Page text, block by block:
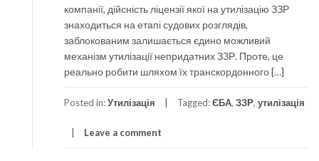
компанії, дійсність ліцензії якої на утилізацію ЗЗР
знаходиться на етапі судових розглядів,
заблокованим залишається єдино можливий
механізм утилізації непридатних ЗЗР. Проте, це
реально робити шляхом їх транскордонного […]
Posted in:Утилізація Tagged:ЄБА, ЗЗР, утилізація
Leave a comment